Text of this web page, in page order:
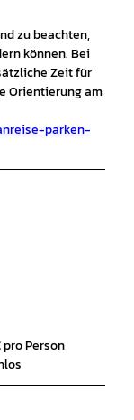
zu beachten,
können. Bei
Zeit für
Orientierung am
parken-
pro Person